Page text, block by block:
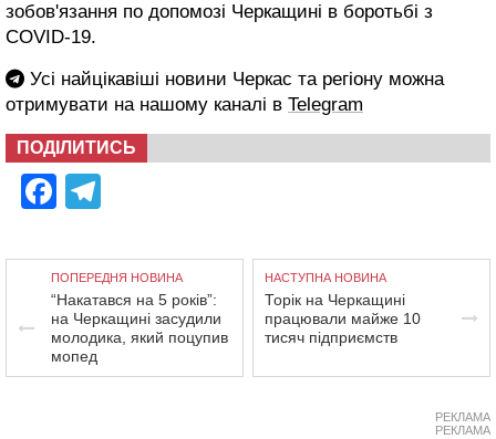
зобов'язання по допомозі Черкащині в боротьбі з
COVID-19.
Усі найцікавіші новини Черкас та регіону можна
отримувати на нашому каналі в Telegram
ПОДІЛИТИСЬ
Facebook
ПОПЕРЕДНЯ НОВИНА
“Накатався на 5 років”:
на Черкащині засудили
молодика, який поцупив
мопед
НАСТУПНА НОВИНА
Торік на Черкащині
працювали майже 10
тисяч підприємств
РЕКЛАМА
РЕКЛАМА